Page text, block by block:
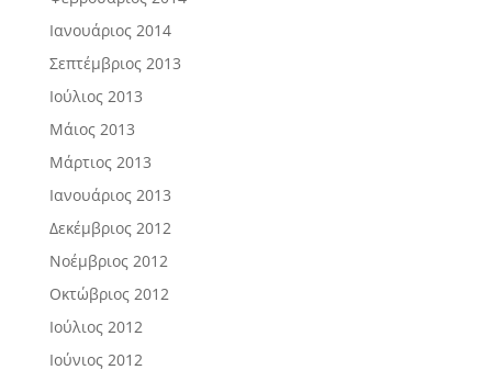
Ιανουάριος 2014
Σεπτέμβριος 2013
Ιούλιος 2013
Μάιος 2013
Μάρτιος 2013
Ιανουάριος 2013
Δεκέμβριος 2012
Νοέμβριος 2012
Οκτώβριος 2012
Ιούλιος 2012
Ιούνιος 2012